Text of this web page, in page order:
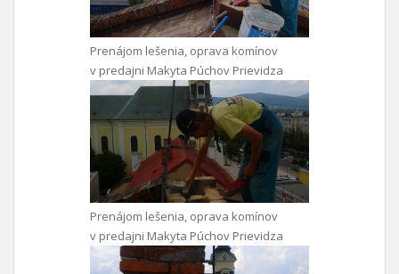
Prenájom lešenia, oprava komínov
v predajni Makyta Púchov Prievidza
Prenájom lešenia, oprava komínov
v predajni Makyta Púchov Prievidza